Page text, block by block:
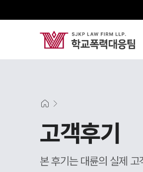
고객후기
본 후기는 대륜의 실제